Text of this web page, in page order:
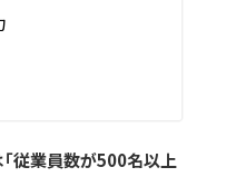
従業員数が500名以上